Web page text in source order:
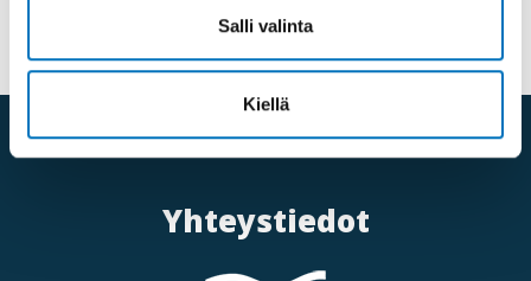
Salli valinta
Kiellä
Yhteystiedot